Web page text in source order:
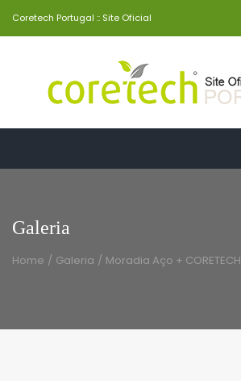
Coretech Portugal :: Site Oficial
Galeria
Home / Galeria / Moradia Aço + CORETECH